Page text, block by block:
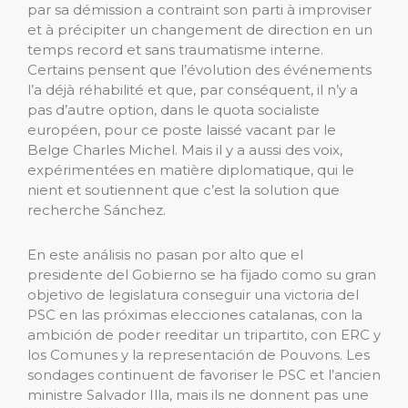
par sa démission a contraint son parti à improviser
et à précipiter un changement de direction en un
temps record et sans traumatisme interne.
Certains pensent que l’évolution des événements
l’a déjà réhabilité et que, par conséquent, il n’y a
pas d’autre option, dans le quota socialiste
européen, pour ce poste laissé vacant par le
Belge Charles Michel. Mais il y a aussi des voix,
expérimentées en matière diplomatique, qui le
nient et soutiennent que c’est la solution que
recherche Sánchez.
En este análisis no pasan por alto que el
presidente del Gobierno se ha fijado como su gran
objetivo de legislatura conseguir una victoria del
PSC en las próximas elecciones catalanas, con la
ambición de poder reeditar un tripartito, con ERC y
los Comunes y la representación de Pouvons. Les
sondages continuent de favoriser le PSC et l’ancien
ministre Salvador Illa, mais ils ne donnent pas une